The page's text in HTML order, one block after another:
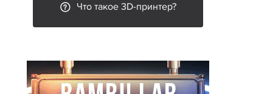
Что такое 3D-принтер?